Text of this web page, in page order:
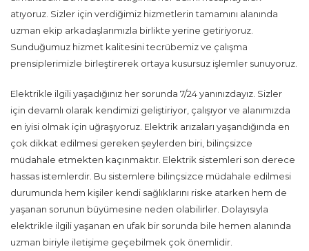
atıyoruz. Sizler için verdiğimiz hizmetlerin tamamını alanında
uzman ekip arkadaşlarımızla birlikte yerine getiriyoruz.
Sunduğumuz hizmet kalitesini tecrübemiz ve çalışma
prensiplerimizle birleştirerek ortaya kusursuz işlemler sunuyoruz.
Elektrikle ilgili yaşadığınız her sorunda 7/24 yanınızdayız. Sizler
için devamlı olarak kendimizi geliştiriyor, çalışıyor ve alanımızda
en iyisi olmak için uğraşıyoruz. Elektrik arızaları yaşandığında en
çok dikkat edilmesi gereken şeylerden biri, bilinçsizce
müdahale etmekten kaçınmaktır. Elektrik sistemleri son derece
hassas istemlerdir. Bu sistemlere bilinçsizce müdahale edilmesi
durumunda hem kişiler kendi sağlıklarını riske atarken hem de
yaşanan sorunun büyümesine neden olabilirler. Dolayısıyla
elektrikle ilgili yaşanan en ufak bir sorunda bile hemen alanında
uzman biriyle iletişime geçebilmek çok önemlidir.